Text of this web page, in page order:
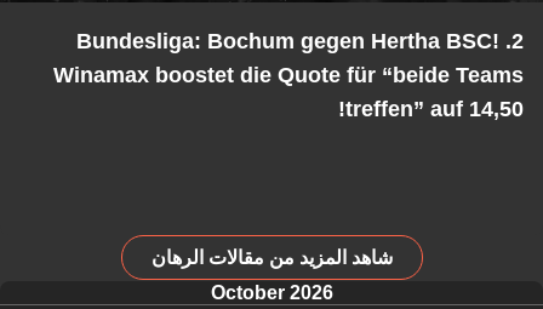
2. Bundesliga: Bochum gegen Hertha BSC!
Winamax boostet die Quote für “beide Teams
treffen” auf 14,50!
شاهد المزيد من مقالات الرهان
October 2026